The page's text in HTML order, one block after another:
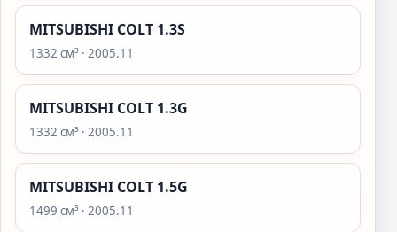
MITSUBISHI COLT 1.3S
1332 см³ · 2005.11
MITSUBISHI COLT 1.3G
1332 см³ · 2005.11
MITSUBISHI COLT 1.5G
1499 см³ · 2005.11